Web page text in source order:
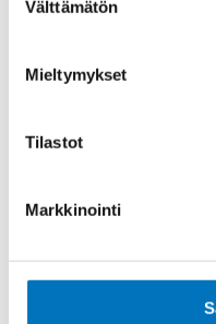
valinta
Välttämätön
Mieltymykset
Tilastot
Markkinointi